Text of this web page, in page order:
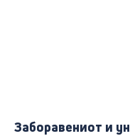
Заборавениот и